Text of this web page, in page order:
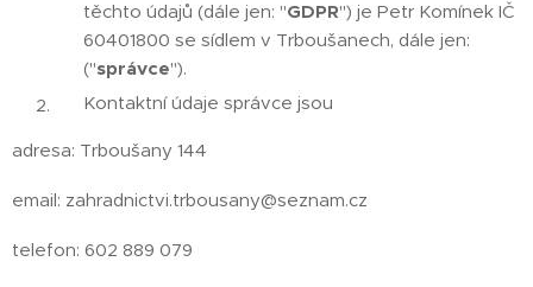
těchto údajů (dále jen: "GDPR") je Petr Komínek IČ
60401800 se sídlem v Trboušanech, dále jen:
("správce").
Kontaktní údaje správce jsou
adresa: Trboušany 144
email: zahradnictvi.trbousany@seznam.cz
telefon: 602 889 079